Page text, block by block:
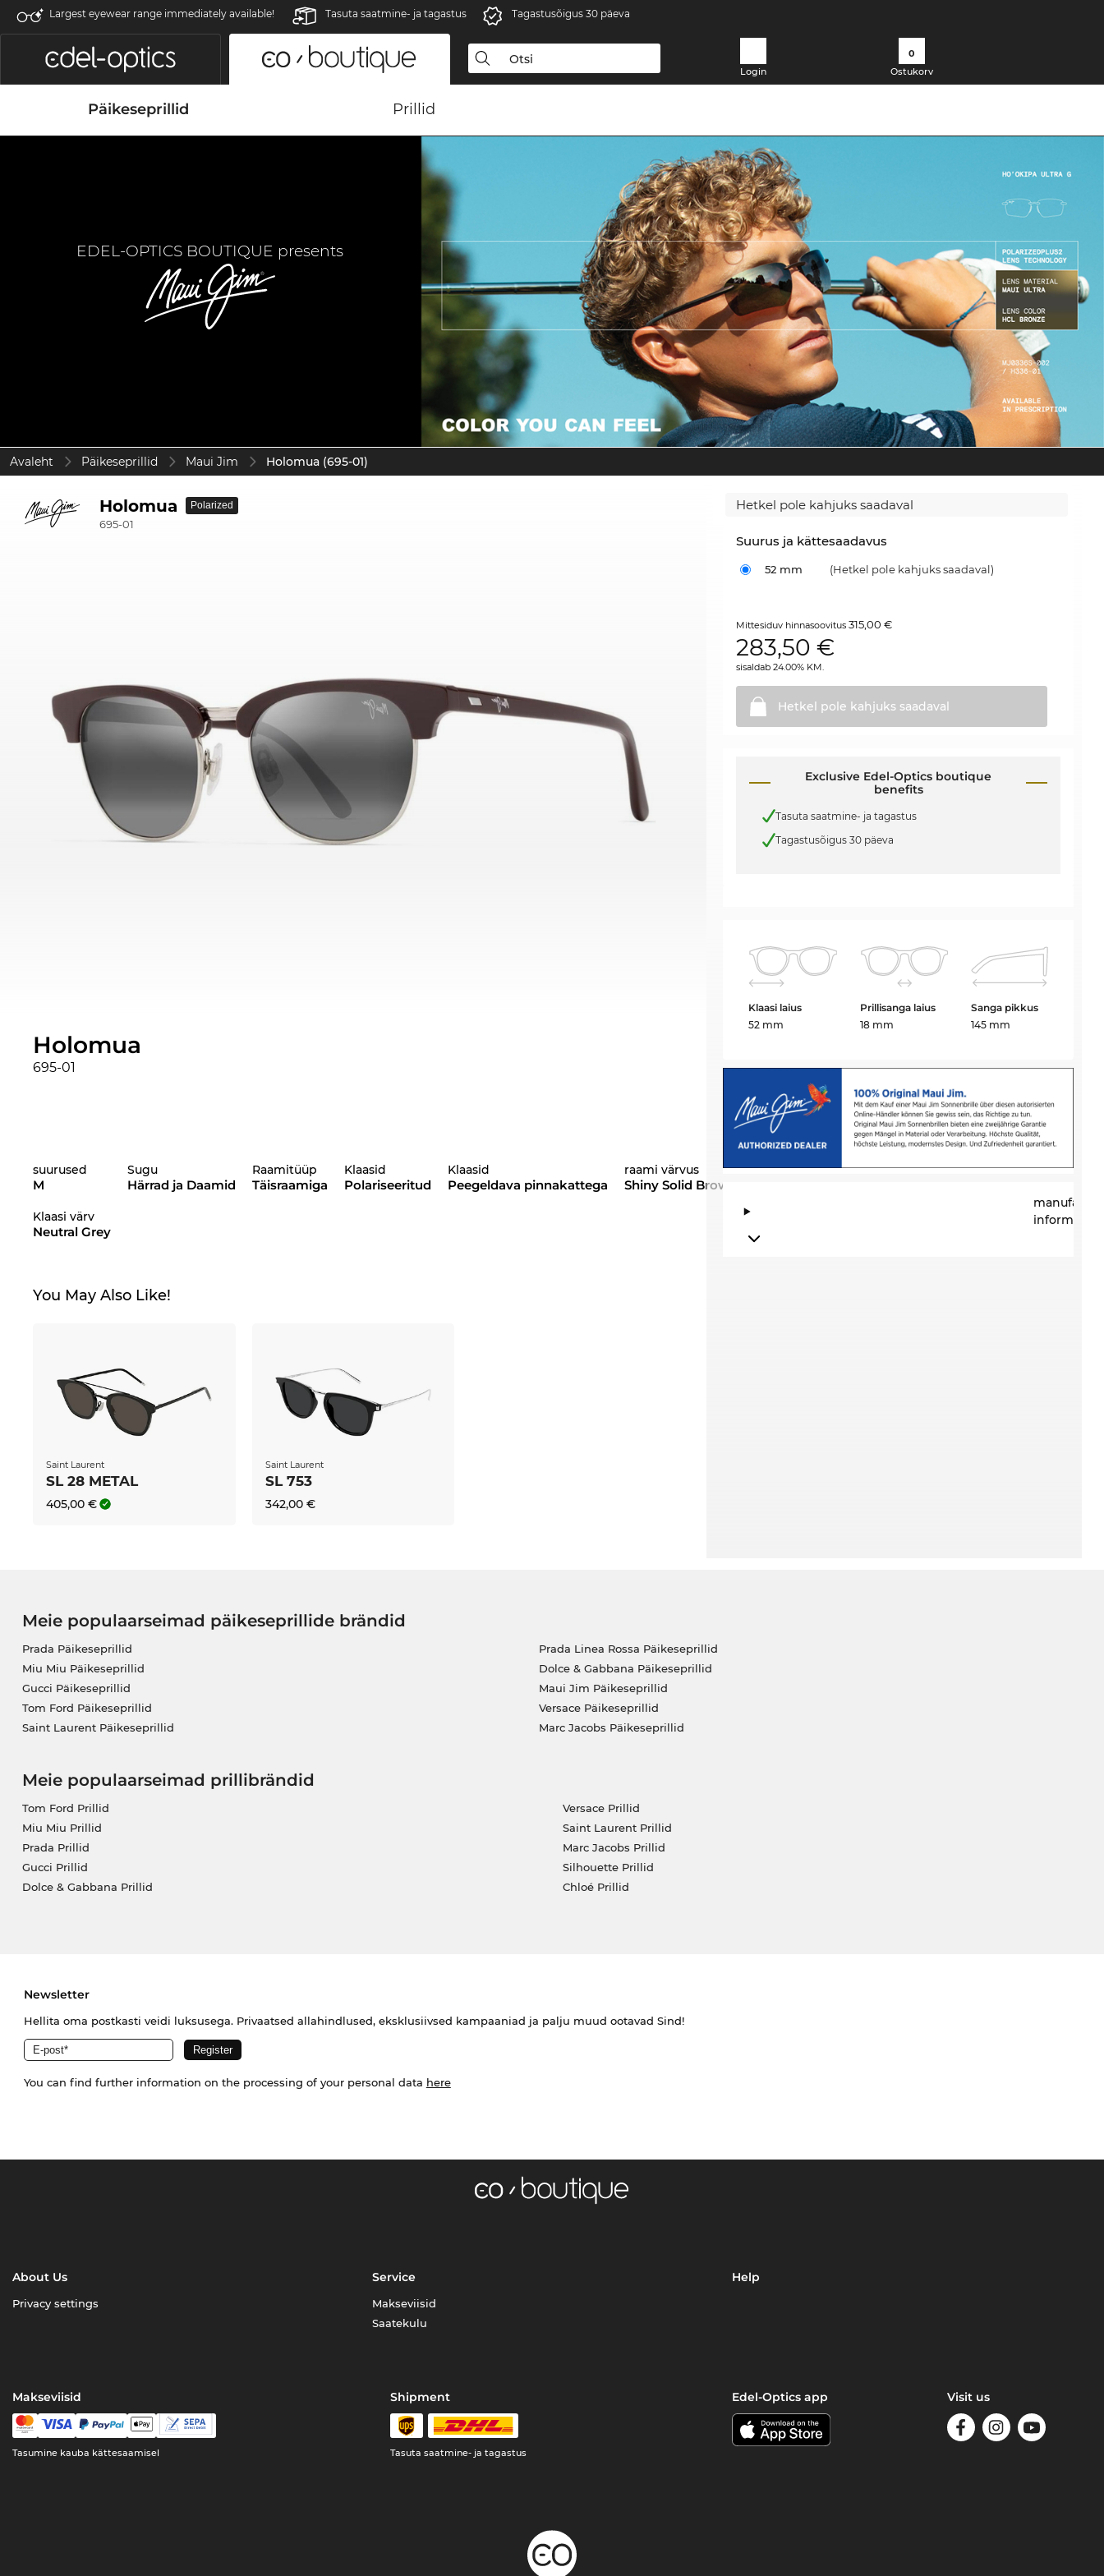
Largest eyewear range immediately available! Tasuta saatmine- ja tagastus Tagastusõigus 30 päeva
Login
0
Ostukorv
Päikeseprillid Prillid
EDEL-OPTICS BOUTIQUE presents
Avaleht Päikeseprillid Maui Jim Holomua (695-01)
Holomua
695-01
Polarized
Holomua
695-01
suurused
M
Sugu
Härrad ja Daamid
Raamitüüp
Täisraamiga
Klaasid
Polariseeritud
Klaasid
Peegeldava pinnakattega
raami värvus
Shiny Solid Brown
Klaasi värv
Neutral Grey
You May Also Like!
Saint Laurent
SL 28 METAL
405,00 €
Saint Laurent
SL 753
342,00 €
Hetkel pole kahjuks saadaval
Suurus ja kättesaadavus
52 mm (Hetkel pole kahjuks saadaval)
Mittesiduv hinnasoovitus315,00 €
283,50 €
sisaldab 24.00% KM.
Hetkel pole kahjuks saadaval
Exclusive Edel-Optics boutique
benefits
Tasuta saatmine- ja tagastus
Tagastusõigus 30 päeva
Klaasi laius
52 mm
Prillisanga laius
18 mm
Sanga pikkus
145 mm
information
Meie populaarseimad päikeseprillide brändid
Prada Päikeseprillid
Miu Miu Päikeseprillid
Gucci Päikeseprillid
Tom Ford Päikeseprillid
Saint Laurent Päikeseprillid
Prada Linea Rossa Päikeseprillid
Dolce & Gabbana Päikeseprillid
Maui Jim Päikeseprillid
Versace Päikeseprillid
Marc Jacobs Päikeseprillid
Meie populaarseimad prillibrändid
Tom Ford Prillid
Miu Miu Prillid
Prada Prillid
Gucci Prillid
Dolce & Gabbana Prillid
Versace Prillid
Saint Laurent Prillid
Marc Jacobs Prillid
Silhouette Prillid
Chloé Prillid
Newsletter
Hellita oma postkasti veidi luksusega. Privaatsed allahindlused, eksklusiivsed kampaaniad ja palju muud ootavad Sind!
You can find further information on the processing of your personal data here
About Us
Privacy settings
Service
Makseviisid
Saatekulu
Help
Makseviisid
Tasumine kauba kättesaamisel
Shipment
Tasuta saatmine- ja tagastus
Edel-Optics app Visit us